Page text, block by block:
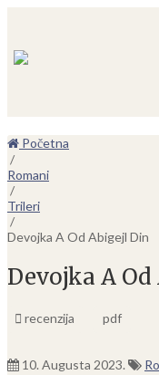
Početna
/
Romani
/
Trileri
/
Devojka A Od Abigejl Din
Devojka A
recenzija pdf
10. Augusta 2023.